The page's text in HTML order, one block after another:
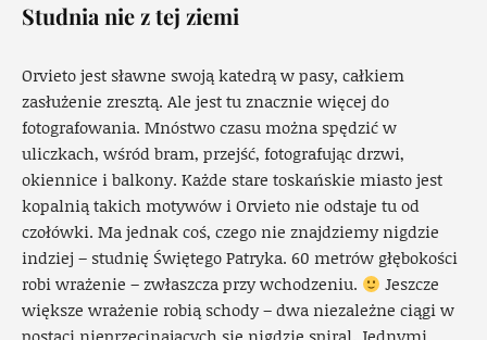
Studnia nie z tej ziemi
Orvieto jest sławne swoją katedrą w pasy, całkiem
zasłużenie zresztą. Ale jest tu znacznie więcej do
fotografowania. Mnóstwo czasu można spędzić w
uliczkach, wśród bram, przejść, fotografując drzwi,
okiennice i balkony. Każde stare toskańskie miasto jest
kopalnią takich motywów i Orvieto nie odstaje tu od
czołówki. Ma jednak coś, czego nie znajdziemy nigdzie
indziej – studnię Świętego Patryka. 60 metrów głębokości
robi wrażenie – zwłaszcza przy wchodzeniu.
Jeszcze
większe wrażenie robią schody – dwa niezależne ciągi w